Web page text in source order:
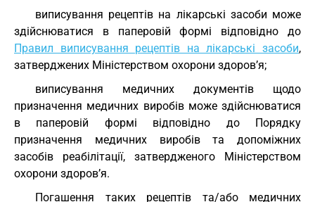
виписування рецептів на лікарські засоби може
здійснюватися в паперовій формі відповідно до
Правил виписування рецептів на лікарські засоби,
затверджених Міністерством охорони здоров’я;
виписування медичних документів щодо
призначення медичних виробів може здійснюватися
в паперовій формі відповідно до Порядку
призначення медичних виробів та допоміжних
засобів реабілітації, затвердженого Міністерством
охорони здоров’я.
Погашення таких рецептів та/або медичних